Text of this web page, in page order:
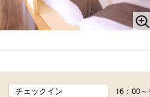
チェックイン 16：00